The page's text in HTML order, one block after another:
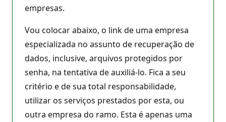
empresas.
Vou colocar abaixo, o link de uma empresa
especializada no assunto de recuperação de
dados, inclusive, arquivos protegidos por
senha, na tentativa de auxiliá-lo. Fica a seu
critério e de sua total responsabilidade,
utilizar os serviços prestados por esta, ou
outra empresa do ramo. Esta é apenas uma